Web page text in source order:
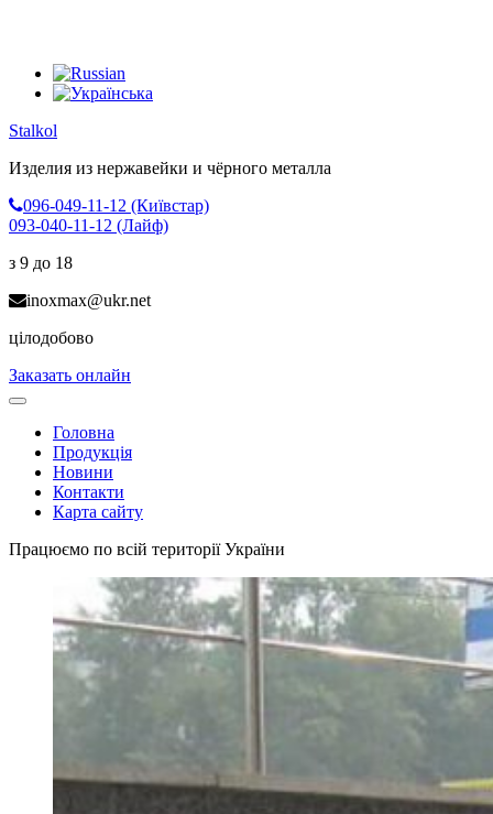
Stalkol
Изделия из нержавейки и чёрного металла
096-049-11-12 (Київстар)
093-040-11-12 (Лайф)
з 9 до 18
inoxmax@ukr.net
цілодобово
Заказать онлайн
Toggle
navigationГоловна
Продукція
Новини
Контакти
Карта сайту
Працюємо по всій території України